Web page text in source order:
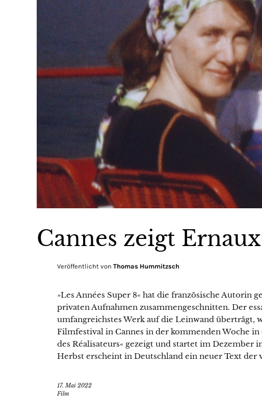
Cannes zeigt
Veröffentlicht von Thomas Hummitzsch
»Les Années Super 8« hat die französische Autorin
privaten Aufnahmen zusammengeschnitten. Der
umfangreichstes Werk auf die Leinwand überträgt,
Filmfestival in Cannes in der kommenden Woche
des Réalisateurs« gezeigt und startet im Dezember
Herbst erscheint in Deutschland ein neuer Text der
17. Mai 2022
Film